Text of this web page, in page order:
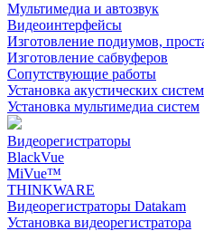
Мультимедиа и автозвук
Видеоинтерфейсы
Изготовление подиумов,
Изготовление сабвуферов
Сопутствующие работы
Установка акустических систем
Установка мультимедиа систем
Видеорегистраторы
BlackVue
MiVue™
THINKWARE
Видеорегистраторы Datakam
Установка видеорегистратора